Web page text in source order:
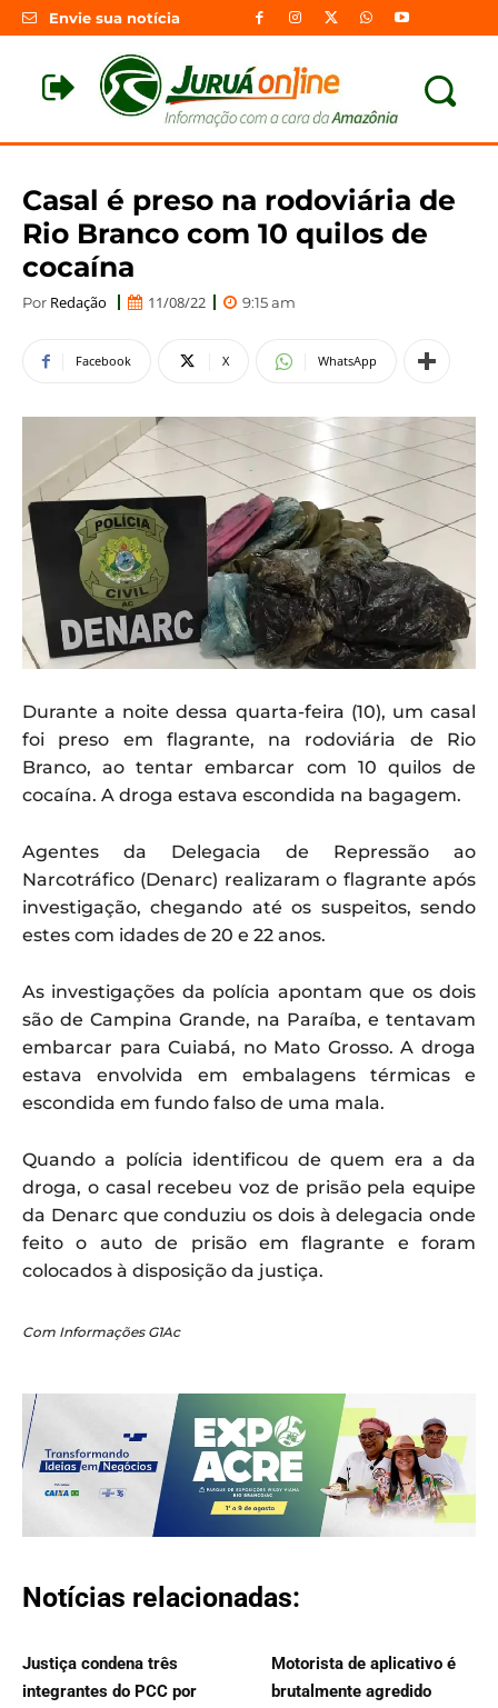
Envie sua notícia
Casal é preso na rodoviária de
Rio Branco com 10 quilos de
cocaína
Por Redação 11/08/22 9:15 am
Facebook X WhatsApp
Durante a noite dessa quarta-feira (10), um casal
foi preso em flagrante, na rodoviária de Rio
Branco, ao tentar embarcar com 10 quilos de
cocaína. A droga estava escondida na bagagem.
Agentes da Delegacia de Repressão ao
Narcotráfico (Denarc) realizaram o flagrante após
investigação, chegando até os suspeitos, sendo
estes com idades de 20 e 22 anos.
As investigações da polícia apontam que os dois
são de Campina Grande, na Paraíba, e tentavam
embarcar para Cuiabá, no Mato Grosso. A droga
estava envolvida em embalagens térmicas e
escondida em fundo falso de uma mala.
Quando a polícia identificou de quem era a da
droga, o casal recebeu voz de prisão pela equipe
da Denarc que conduziu os dois à delegacia onde
feito o auto de prisão em flagrante e foram
colocados à disposição da justiça.
Com Informações G1Ac
Notícias relacionadas:
Justiça condena três
integrantes do PCC por
Motorista de aplicativo é
brutalmente agredido